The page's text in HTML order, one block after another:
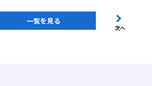
一覧を見る
次へ